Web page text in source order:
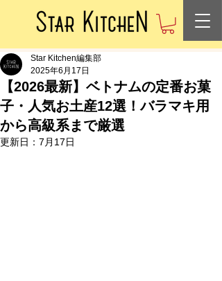
【2026最新】ベトナムの定番お菓
子・人気お土産12選！バラマキ用
から高級系まで厳選
Star Kitchen編集部
2025年6月17日
更新日： 7月17日